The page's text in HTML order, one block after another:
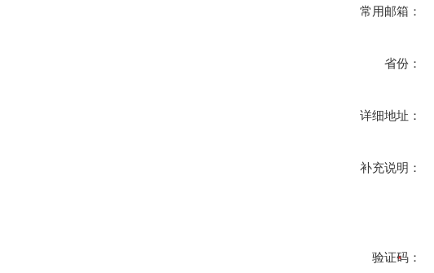
常用邮箱：
省份：
详细地址：
补充说明：
验证码：